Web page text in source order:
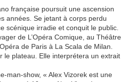
française poursuit une ascension
années. Se jetant à corps perdu
scénique irradie et conquit le public.
de L’Opéra Comique, au Théâtre
de Paris à La Scala de Milan.
le plateau. Elle interprétera un extrait
man-show, « Alex Vizorek est une